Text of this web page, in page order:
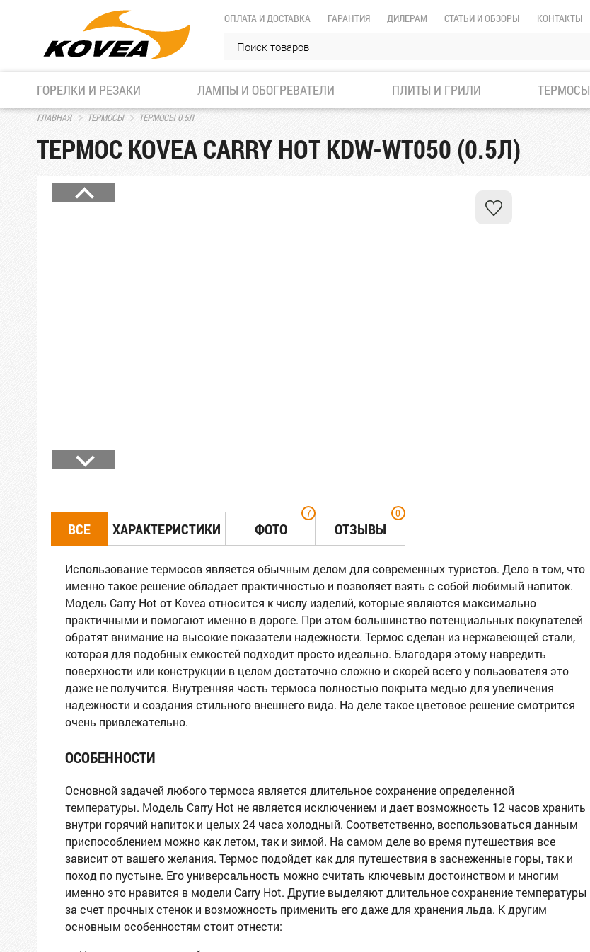
ОПЛАТА И ДОСТАВКА ГАРАНТИЯ ДИЛЕРАМ СТАТЬИ И ОБЗОРЫ КОНТАКТЫ
ГОРЕЛКИ И РЕЗАКИ ЛАМПЫ И ОБОГРЕВАТЕЛИ ПЛИТЫ И ГРИЛИ ТЕРМОСЫ
ГЛАВНАЯ ТЕРМОСЫ ТЕРМОСЫ 0.5Л
ТЕРМОС KOVEA CARRY HOT KDW-WT050 (0.5Л)
ВСЕ ХАРАКТЕРИСТИКИ ФОТО
7
ОТЗЫВЫ
0
Использование термосов является обычным делом для современных туристов. Дело в том, что
именно такое решение обладает практичностью и позволяет взять с собой любимый напиток.
Модель Carry Hot от Kovea относится к числу изделий, которые являются максимально
практичными и помогают именно в дороге. При этом большинство потенциальных покупателей
обратят внимание на высокие показатели надежности. Термос сделан из нержавеющей стали,
которая для подобных емкостей подходит просто идеально. Благодаря этому навредить
поверхности или конструкции в целом достаточно сложно и скорей всего у пользователя это
даже не получится. Внутренняя часть термоса полностью покрыта медью для увеличения
надежности и создания стильного внешнего вида. На деле такое цветовое решение смотрится
очень привлекательно.
ОСОБЕННОСТИ
Основной задачей любого термоса является длительное сохранение определенной
температуры. Модель Carry Hot не является исключением и дает возможность 12 часов хранить
внутри горячий напиток и целых 24 часа холодный. Соответственно, воспользоваться данным
приспособлением можно как летом, так и зимой. На самом деле во время путешествия все
зависит от вашего желания. Термос подойдет как для путешествия в заснеженные горы, так и
поход по пустыне. Его универсальность можно считать ключевым достоинством и многим
именно это нравится в модели Carry Hot. Другие выделяют длительное сохранение температуры
за счет прочных стенок и возможность применить его даже для хранения льда. К другим
основным особенностям стоит отнести: